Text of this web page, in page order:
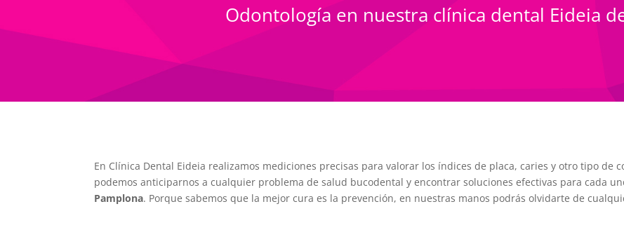
Odontología en nuestra clínica dental Eideia
En Clínica Dental Eideia realizamos mediciones precisas para valorar los índices de placa, caries y otro tipo de
podemos anticiparnos a cualquier problema de salud bucodental y encontrar soluciones efectivas para cada
Pamplona. Porque sabemos que la mejor cura es la prevención, en nuestras manos podrás olvidarte de